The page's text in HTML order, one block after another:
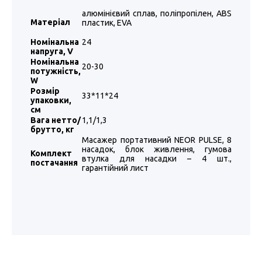
Матеріал
алюмінієвий сплав, поліпропілен, ABS
пластик, EVA
Номінальна
напруга, V
24
Номінальна
потужність,
W
20-30
Розмір
упаковки,
см
33*11*24
Вага нетто/
брутто, кг
1,1/1,3
Комплект
постачання
Масажер портативний NEOR PULSE, 8
насадок, блок живлення, гумова
втулка для насадки – 4 шт.,
гарантійний лист